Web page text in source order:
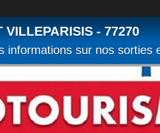
- 77270
sur nos sorties